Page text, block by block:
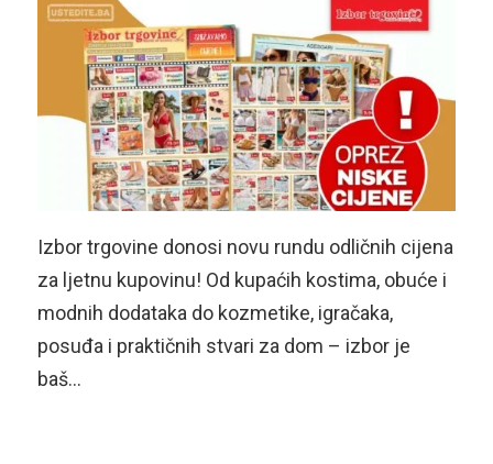
Izbor trgovine donosi novu rundu odličnih cijena
za ljetnu kupovinu! Od kupaćih kostima, obuće i
modnih dodataka do kozmetike, igračaka,
posuđa i praktičnih stvari za dom – izbor je
baš…